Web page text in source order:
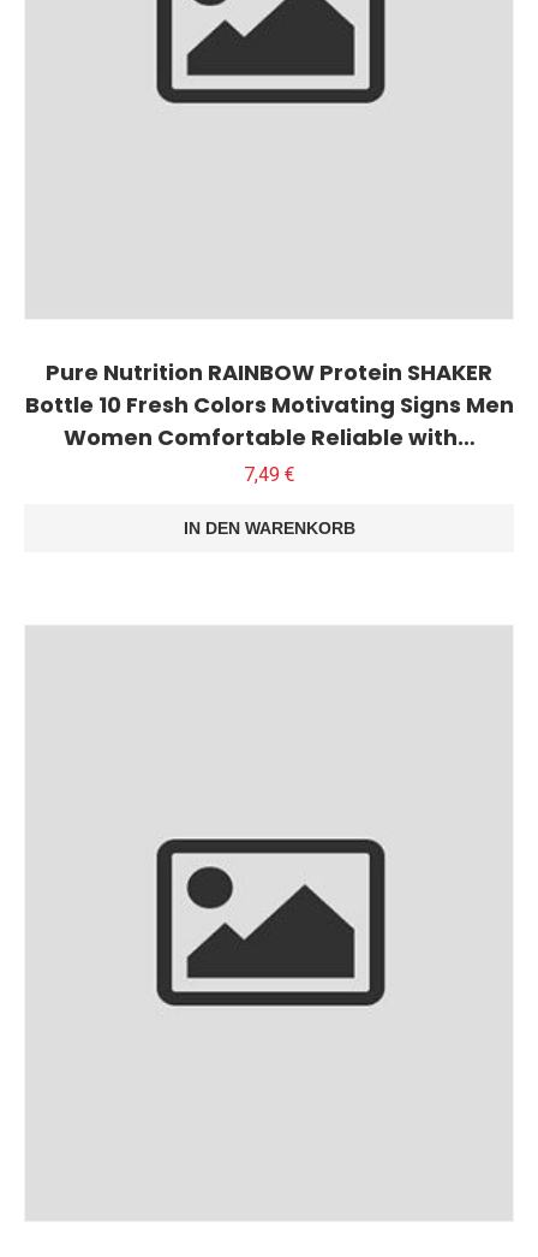
Pure Nutrition RAINBOW Protein SHAKER
Bottle 10 Fresh Colors Motivating Signs Men
Women Comfortable Reliable with…
7,49 €
IN DEN WARENKORB